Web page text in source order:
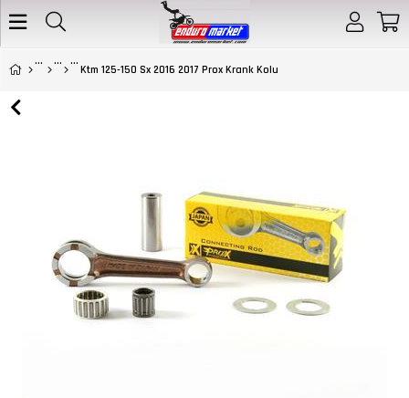
Ktm 125-150 Sx 2016 2017 Prox Krank Kolu